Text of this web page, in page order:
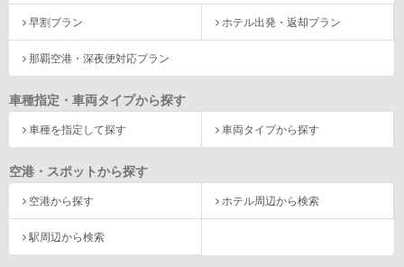
早割プラン ホテル出発・返却プラン
那覇空港・深夜便対応プラン
車種指定・車両タイプから探す
車種を指定して探す 車両タイプから探す
空港・スポットから探す
空港から探す ホテル周辺から検索
駅周辺から検索